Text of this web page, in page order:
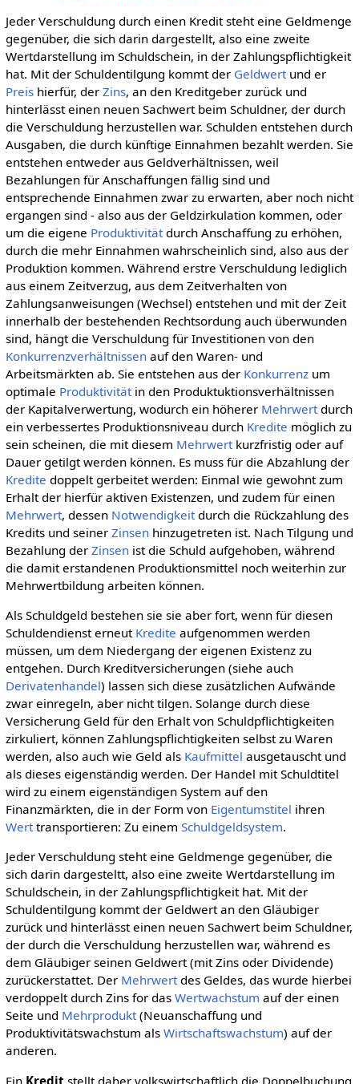
Jeder Verschuldung durch einen Kredit steht eine Geldmenge
gegenüber, die sich darin dargestellt, also eine zweite
Wertdarstellung im Schuldschein, in der Zahlungspflichtigkeit
hat. Mit der Schuldentilgung kommt der Geldwertund er
Preishierfür, der Zins, an den Kreditgeber zurück und
hinterlässt einen neuen Sachwert beim Schuldner, der durch
die Verschuldung herzustellen war. Schulden entstehen durch
Ausgaben, die durch künftige Einnahmen bezahlt werden. Sie
entstehen entweder aus Geldverhältnissen, weil
Bezahlungen für Anschaffungen fällig sind und
entsprechende Einnahmen zwar zu erwarten, aber noch nicht
ergangen sind - also aus der Geldzirkulation kommen, oder
um die eigene Produktivitätdurch Anschaffung zu erhöhen,
durch die mehr Einnahmen wahrscheinlich sind, also aus der
Produktion kommen. Während erstre Verschuldung lediglich
aus einem Zeitverzug, aus dem Zeitverhalten von
Zahlungsanweisungen (Wechsel) entstehen und mit der Zeit
innerhalb der bestehenden Rechtsordung auch überwunden
sind, hängt die Verschuldung für Investitionen von den
Konkurrenzverhältnissenauf den Waren- und
Arbeitsmärkten ab. Sie entstehen aus der Konkurrenzum
optimale Produktivitätin den Produktuktionsverhältnissen
der Kapitalverwertung, wodurch ein höherer Mehrwertdurch
ein verbessertes Produktionsniveau durch Kredite möglich zu
sein scheinen, die mit diesem Mehrwertkurzfristig oder auf
Dauer getilgt werden können. Es muss für die Abzahlung der
Kredite doppelt gerbeitet werden: Einmal wie gewohnt zum
Erhalt der hierfür aktiven Existenzen, und zudem für einen
Mehrwert, dessen Notwendigkeitdurch die Rückzahlung des
Kredits und seiner Zinsenhinzugetreten ist. Nach Tilgung und
Bezahlung der Zinsenist die Schuld aufgehoben, während
die damit erstandenen Produktionsmittel noch weiterhin zur
Mehrwertbildung arbeiten können.
Als Schuldgeld bestehen sie sie aber fort, wenn für diesen
Schuldendienst erneut Kredite aufgenommen werden
müssen, um dem Niedergang der eigenen Existenz zu
entgehen. Durch Kreditversicherungen (siehe auch
Derivatenhandel) lassen sich diese zusätzlichen Aufwände
zwar einregeln, aber nicht tilgen. Solange durch diese
Versicherung Geld für den Erhalt von Schuldpflichtigkeiten
zirkuliert, können Zahlungspflichtigkeiten selbst zu Waren
werden, also auch wie Geld als Kaufmittel ausgetauscht und
als dieses eigenständig werden. Der Handel mit Schuldtitel
wird zu einem eigenständigen System auf den
Finanzmärkten, die in der Form von Eigentumstitel ihren
Werttransportieren: Zu einem Schuldgeldsystem.
Jeder Verschuldung steht eine Geldmenge gegenüber, die
sich darin dargesteltt, also eine zweite Wertdarstellung im
Schuldschein, in der Zahlungspflichtigkeit hat. Mit der
Schuldentilgung kommt der Geldwert an den Gläubiger
zurück und hinterlässt einen neuen Sachwert beim Schuldner,
der durch die Verschuldung herzustellen war, während es
dem Gläubiger seinen Geldwert (mit Zins oder Dividende)
zurückerstattet. Der Mehrwertdes Geldes, das wurde hierbei
verdoppelt durch Zins for das Wertwachstum auf der einen
Seite und Mehrprodukt(Neuanschaffung und
Produktivitätswachstum als Wirtschaftswachstum) auf der
anderen.
Ein Kredit stellt daher volkswirtschaftlich die Doppelbuchung